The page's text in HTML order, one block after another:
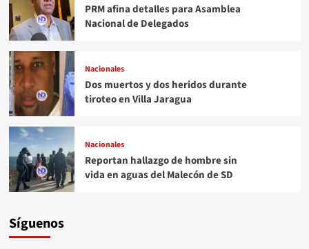
PRM afina detalles para Asamblea
Nacional de Delegados
Nacionales
Dos muertos y dos heridos durante
tiroteo en Villa Jaragua
Nacionales
Reportan hallazgo de hombre sin
vida en aguas del Malecón de SD
Síguenos